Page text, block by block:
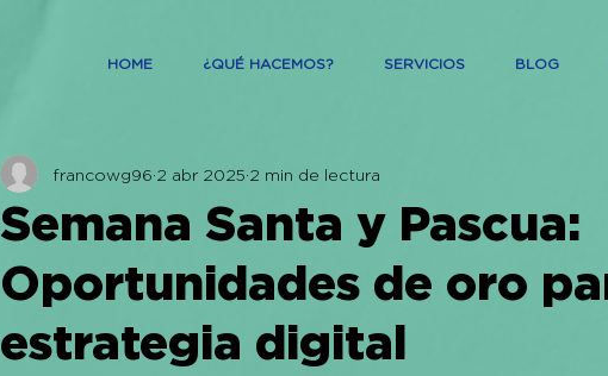
HOME ¿QUÉ HACEMOS? SERVICIOS BLOG
Semana Santa y Pascua:
Oportunidades de oro
estrategia digital
francowg96 2 abr 2025 2 min de lectura